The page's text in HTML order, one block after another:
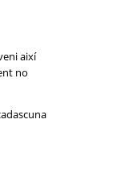
així
no